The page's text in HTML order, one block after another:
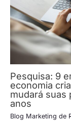
Pesquisa: 9
economia
mudará suas
anos
Blog Marketing de